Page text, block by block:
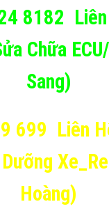
8182
Chữa
Sang)
699 Liên
Hoàng)